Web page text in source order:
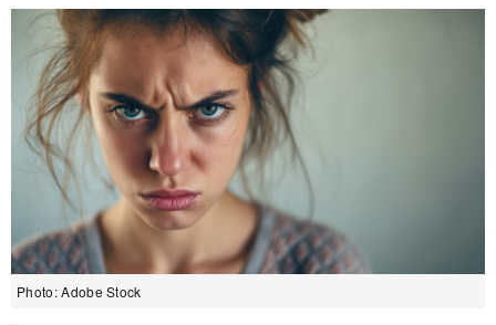
Photo: Adobe Stock